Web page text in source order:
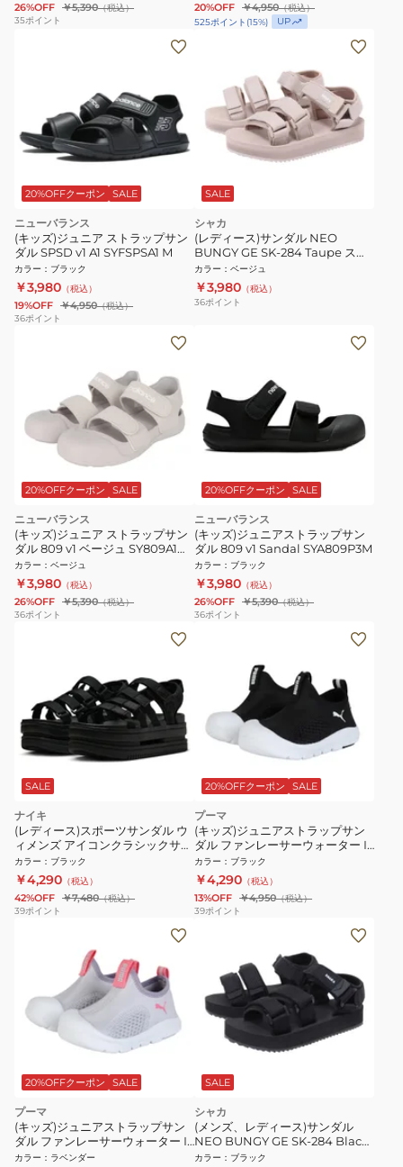
26%OFF ￥5,390（税込）
35ポイント
20%OFF ￥4,950（税込）
525ポイント (15%) UP
20%OFFクーポン SALE
ニューバランス
(キッズ)ジュニア ストラップサン
ダル SPSD v1 A1 SYFSPSA1 M
カラー ： ブラック
￥3,980 （税込）
19%OFF ￥4,950（税込）
36ポイント
SALE
シャカ
(レディース)サンダル NEO
BUNGY GE SK-284 Taupe スト
ラップサンダル
カラー ： ベージュ
￥3,980 （税込）
36ポイント
20%OFFクーポン SALE
ニューバランス
(キッズ)ジュニア ストラップサン
ダル 809 v1 ベージュ SY809A1M
スポーツ サンダル カジュアルシ
ューズ
カラー ： ベージュ
￥3,980 （税込）
26%OFF ￥5,390（税込）
36ポイント
20%OFFクーポン SALE
ニューバランス
(キッズ)ジュニアストラップサン
ダル 809 v1 Sandal SYA809P3M
カラー ： ブラック
￥3,980 （税込）
26%OFF ￥5,390（税込）
36ポイント
SALE
ナイキ
(レディース)スポーツサンダル ウ
ィメンズ アイコンクラシックサン
ダル ブラック DH0223-004 厚底
面ファスナー レジャー 街履き ビ
ーチ
カラー ： ブラック
￥4,290 （税込）
42%OFF ￥7,480（税込）
39ポイント
20%OFFクーポン SALE
プーマ
(キッズ)ジュニアストラップサン
ダル ファンレーサーウォーター IF
ブラック 40493901
カラー ： ブラック
￥4,290 （税込）
13%OFF ￥4,950（税込）
39ポイント
20%OFFクーポン SALE
プーマ
(キッズ)ジュニアストラップサン
ダル ファンレーサーウォーター IF
ラベンダー 40493904
カラー ： ラベンダー
SALE
シャカ
(メンズ、レディース)サンダル
NEO BUNGY GE SK-284 Black
ストラップサンダル
カラー ： ブラック